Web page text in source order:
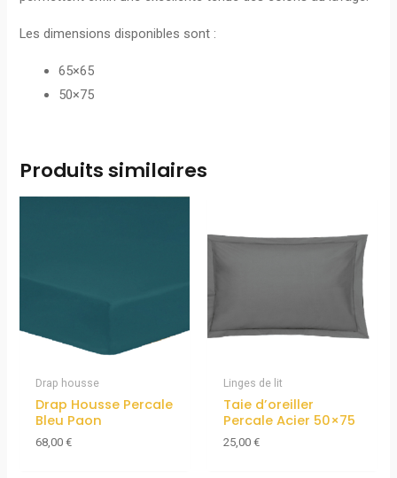
Les dimensions disponibles sont :
65×65
50×75
Produits similaires
Drap housse
Drap Housse Percale
Bleu Paon
68,00 €
Linges de lit
Taie d’oreiller
Percale Acier 50×75
25,00 €